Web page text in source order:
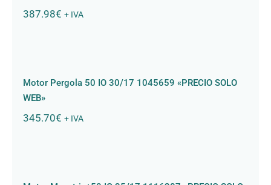
387.98€ + IVA
Motor Pergola 50 IO 30/17 1045659 «PRECIO SOLO
WEB»
345.70€ + IVA